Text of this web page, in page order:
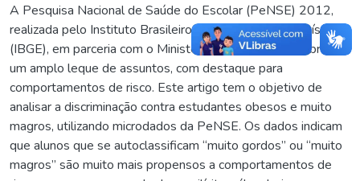
A Pesquisa Nacional de Saúde do Escolar (PeNSE) 2012,
realizada pelo Instituto Brasileiro de Geografia e Estatística
(IBGE), em parceria com o Ministério da Saúde (MS), abrange
um amplo leque de assuntos, com destaque para
comportamentos de risco. Este artigo tem o objetivo de
analisar a discriminação contra estudantes obesos e muito
magros, utilizando microdados da PeNSE. Os dados indicam
que alunos que se autoclassificam “muito gordos” ou “muito
magros” são muito mais propensos a comportamentos de